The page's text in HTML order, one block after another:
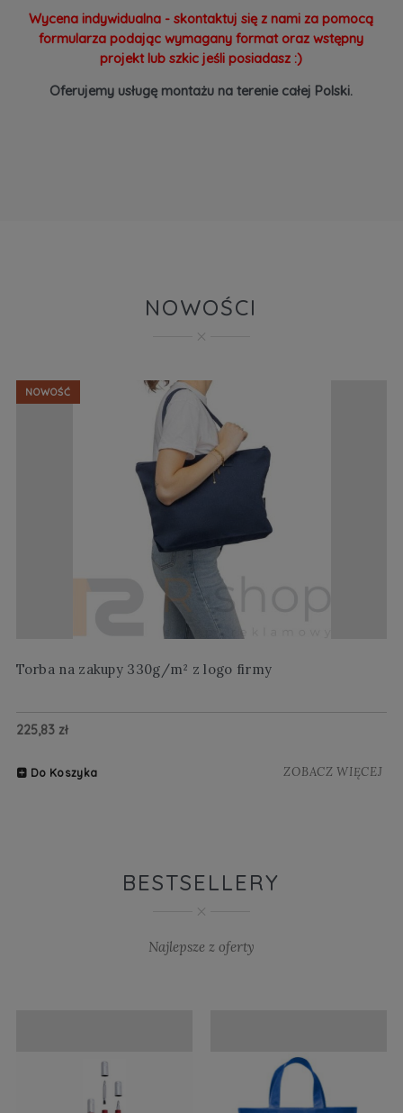
Wycena indywidualna - skontaktuj się z nami za pomocą
formularza podając wymagany format oraz wstępny
projekt lub szkic jeśli posiadasz :)
Oferujemy usługę montażu na terenie całej Polski.
NOWOŚCI
Torba na zakupy 330g/m² z logo firmy
225,83 zł
Do Koszyka ZOBACZ WIĘCEJ
NOWOŚĆ
BESTSELLERY
Najlepsze z oferty